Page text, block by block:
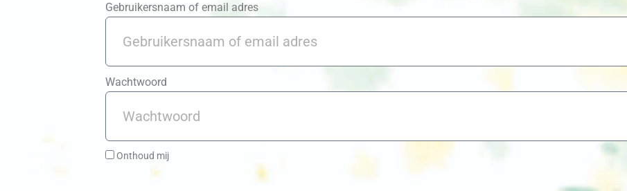
Gebruikersnaam of email adres
Wachtwoord
Onthoud mij